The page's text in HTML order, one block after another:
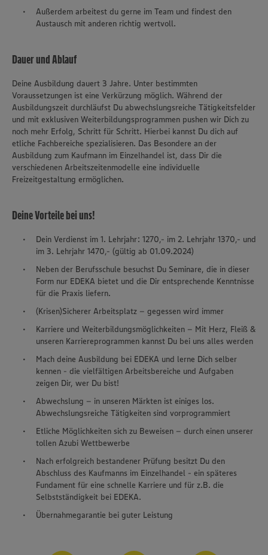
Außerdem arbeitest du gerne im Team und findest den
Austausch mit anderen richtig wertvoll.
Dauer und Ablauf
Deine Ausbildung dauert 3 Jahre. Unter bestimmten
Voraussetzungen ist eine Verkürzung möglich. Während der
Ausbildungszeit durchläufst Du abwechslungsreiche Tätigkeitsfelder
und mit exklusiven Weiterbildungsprogrammen pushen wir Dich zu
noch mehr Erfolg, Schritt für Schritt. Hierbei kannst Du dich auf
etliche Fachbereiche spezialisieren. Das Besondere an der
Ausbildung zum Kaufmann im Einzelhandel ist, dass Dir die
verschiedenen Arbeitszeitenmodelle eine individuelle
Freizeitgestaltung ermöglichen.
Deine Vorteile bei uns!
Dein Verdienst im 1. Lehrjahr: 1270,- im 2. Lehrjahr 1370,- und
im 3. Lehrjahr 1470,- (gültig ab 01.09.2024)
Neben der Berufsschule besuchst Du Seminare, die in dieser
Form nur EDEKA bietet und die Dir entsprechende Kenntnisse
für die Praxis liefern.
(Krisen)Sicherer Arbeitsplatz – gegessen wird immer
Karriere und Weiterbildungsmöglichkeiten – Mit Herz, Fleiß &
unseren Karriereprogrammen kannst Du bei uns alles werden
Mach deine Ausbildung bei EDEKA und lerne Dich selber
kennen - die vielfältigen Arbeitsbereiche und Aufgaben
zeigen Dir, wer Du bist!
Abwechslung – in unseren Märkten ist einiges los.
Abwechslungsreiche Tätigkeiten sind vorprogrammiert
Etliche Möglichkeiten sich zu Beweisen – durch einen unserer
tollen Azubi Wettbewerbe
Nach erfolgreich bestandener Prüfung besitzt Du den
Abschluss des Kaufmanns im Einzelhandel - ein späteres
Fundament für eine schnelle Karriere und für z.B. die
Selbstständigkeit bei EDEKA.
Übernahmegarantie bei guter Leistung